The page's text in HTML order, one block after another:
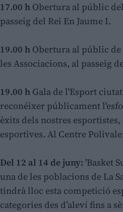
17.00 h Obertura al públic
passeig del Rei En Jaume I.
19.00 h Obertura al públic
les Associacions, al passeig
19.00 h Gala de l'Esport
reconéixer públicament
èxits dels nostres
esportives. Al Centre
Del 12 al 14 de juny: 'Basket
una de les poblacions de La
tindrà lloc esta competició
categories des d’aleví fins a